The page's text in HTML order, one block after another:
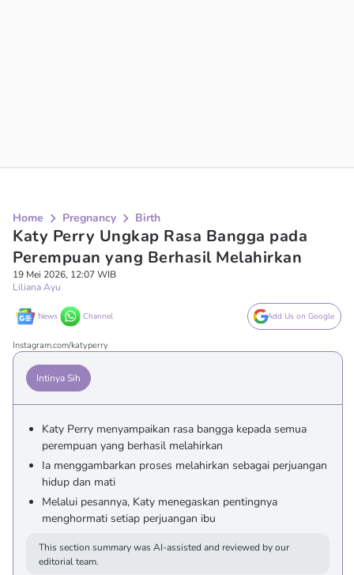
Home Pregnancy Birth
Katy Perry Ungkap Rasa Bangga pada
Perempuan yang Berhasil Melahirkan
19 Mei 2026, 12:07 WIB
Liliana Ayu
News Channel Add Us on Google
Instagram.com/katyperry
Intinya Sih
Katy Perry menyampaikan rasa bangga kepada semua
perempuan yang berhasil melahirkan
Ia menggambarkan proses melahirkan sebagai perjuangan
hidup dan mati
Melalui pesannya, Katy menegaskan pentingnya
menghormati setiap perjuangan ibu
This section summary was AI-assisted and reviewed by our
editorial team.